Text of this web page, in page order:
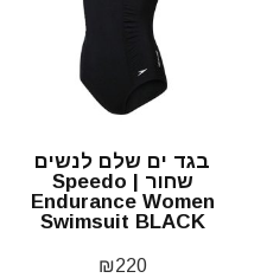
בגד ים שלם לנשים
שחור | Speedo
Endurance Women
Swimsuit BLACK
₪220